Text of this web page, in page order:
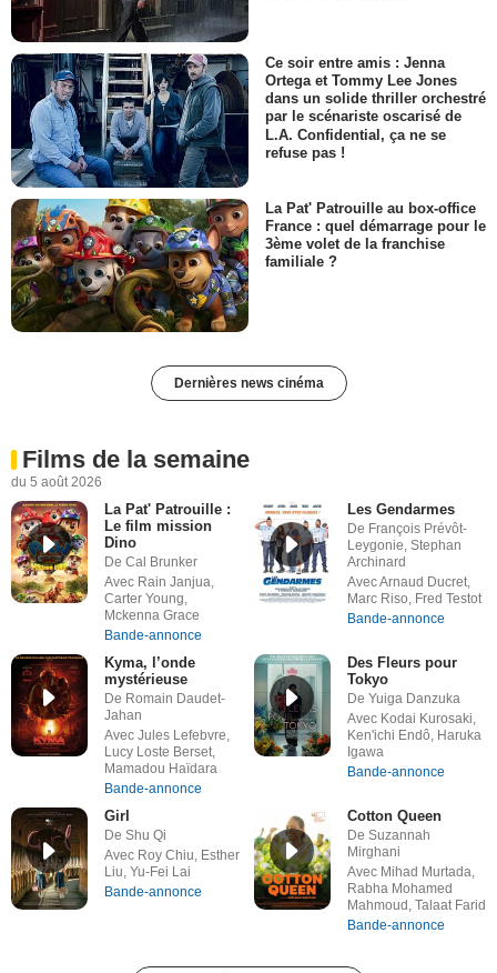
Ce soir entre amis : Jenna
Ortega et Tommy Lee Jones
dans un solide thriller orchestré
par le scénariste oscarisé de
L.A. Confidential, ça ne se
refuse pas !
La Pat' Patrouille au box-office
France : quel démarrage pour le
3ème volet de la franchise
familiale ?
Dernières news cinéma
Films de la semaine
du 5 août 2026
La Pat' Patrouille :
Le film mission
Dino
De Cal Brunker
Avec Rain Janjua,
Carter Young,
Mckenna Grace
Bande-annonce
Les Gendarmes
De François Prévôt-
Leygonie, Stephan
Archinard
Avec Arnaud Ducret,
Marc Riso, Fred Testot
Bande-annonce
Kyma, l’onde
mystérieuse
De Romain Daudet-
Jahan
Avec Jules Lefebvre,
Lucy Loste Berset,
Mamadou Haïdara
Bande-annonce
Des Fleurs pour
Tokyo
De Yuiga Danzuka
Avec Kodai Kurosaki,
Ken'ichi Endô, Haruka
Igawa
Bande-annonce
Girl
De Shu Qi
Avec Roy Chiu, Esther
Liu, Yu-Fei Lai
Bande-annonce
Cotton Queen
De Suzannah
Mirghani
Avec Mihad Murtada,
Rabha Mohamed
Mahmoud, Talaat Farid
Bande-annonce